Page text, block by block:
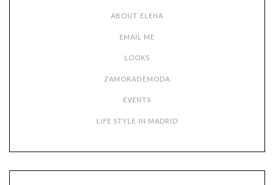
ABOUT ELENA
EMAIL ME
LOOKS
ZAMORADEMODA
EVENTS
LIFE STYLE IN MADRID